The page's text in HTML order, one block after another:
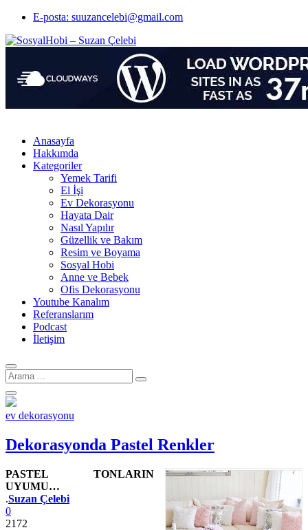
E-posta: suuzancelebi@gmail.com
Anasayfa
Hakkımda
Kategoriler
Yemek Tarifi
El İşi
Ev Dekorasyonu
Hayata Dair
Nasıl Yapılır
Güzellik ve Bakım
Resim ve Boyama
Sosyal Hobi
Anne ve Bebek
Ofis Dekorasyonu
Youtube Kanalım
Referanslarım
Podcast
İletişim
Arama
için:
ev dekorasyonu
Dekorasyonda Pastel Renkler
PASTEL TONLARIN
UYUMU…
Yazar
.Suzan Çelebi
0
2172